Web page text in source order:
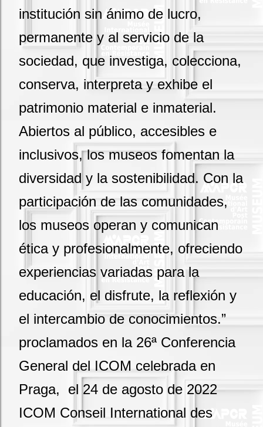
institución sin ánimo de lucro,
permanente y al servicio de la
sociedad, que investiga, colecciona,
conserva, interpreta y exhibe el
patrimonio material e inmaterial.
Abiertos al público, accesibles e
inclusivos, los museos fomentan la
diversidad y la sostenibilidad. Con la
participación de las comunidades,
los museos operan y comunican
ética y profesionalmente, ofreciendo
experiencias variadas para la
educación, el disfrute, la reflexión y
el intercambio de conocimientos.”
proclamados en la 26ª Conferencia
General del ICOM celebrada en
Praga, el 24 de agosto de 2022
ICOM Conseil International des